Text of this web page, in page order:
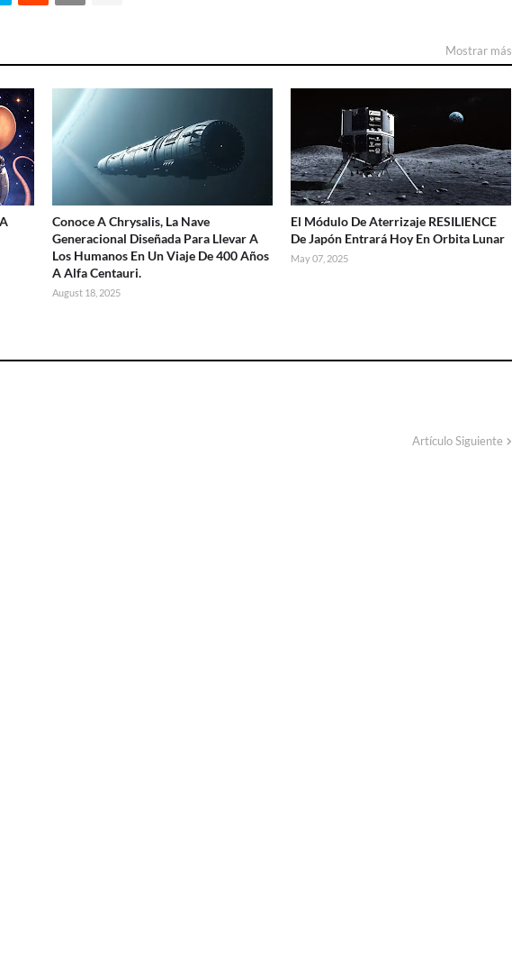
Mostrar más
Conoce A Chrysalis, La Nave
Generacional Diseñada Para Llevar A
Los Humanos En Un Viaje De 400 Años
A Alfa Centauri.
August 18, 2025
El Módulo De Aterrizaje RESILIENCE
De Japón Entrará Hoy En Orbita Lunar
May 07, 2025
Artículo Siguiente